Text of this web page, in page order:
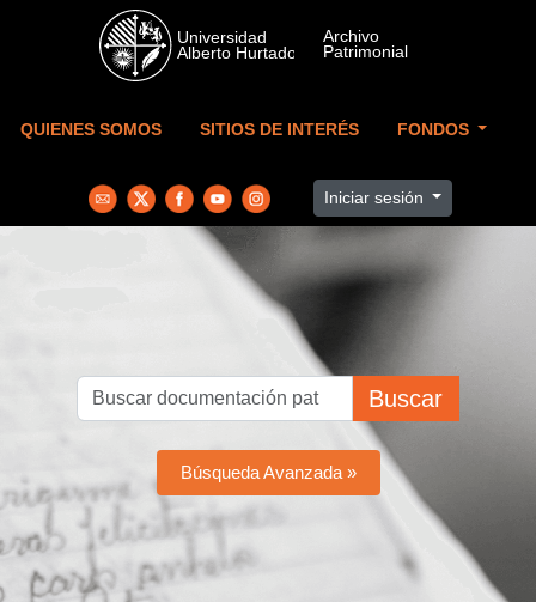
Skip to main content
QUIENES SOMOS SITIOS DE INTERÉS FONDOS
Iniciar sesión
Buscar
Búsqueda Avanzada »